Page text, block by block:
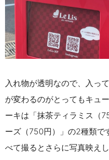
入れ物が透明なので、入っ
が変わるのがとってもキュ
ーキは「抹茶ティラミス（
ーズ（750円）」の2種類で
べて撮るとさらに写真映えし